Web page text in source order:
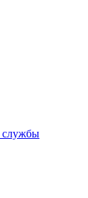
службы